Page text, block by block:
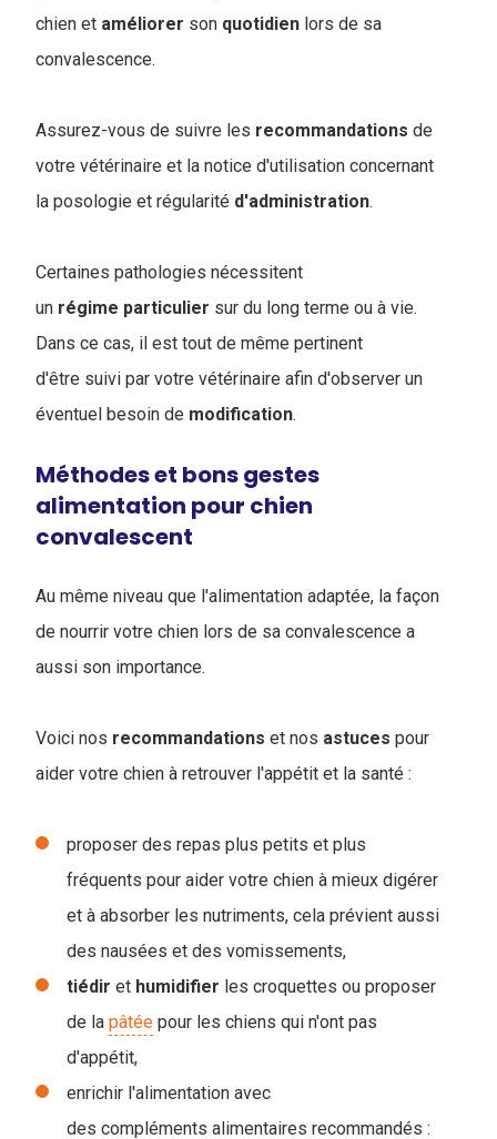
chien et améliorer son quotidien lors de sa
convalescence.
Assurez-vous de suivre les recommandations de
votre vétérinaire et la notice d'utilisation concernant
la posologie et régularité d'administration.
Certaines pathologies nécessitent
un régime particulier sur du long terme ou à vie.
Dans ce cas, il est tout de même pertinent
d'être suivi par votre vétérinaire afin d'observer un
éventuel besoin de modification.
Méthodes et bons gestes
alimentation pour chien
convalescent
Au même niveau que l'alimentation adaptée, la façon
de nourrir votre chien lors de sa convalescence a
aussi son importance.
Voici nos recommandations et nos astuces pour
aider votre chien à retrouver l'appétit et la santé :
proposer des repas plus petits et plus
fréquents pour aider votre chien à mieux digérer
et à absorber les nutriments, cela prévient aussi
des nausées et des vomissements,
tiédir et humidifier les croquettes ou proposer
de la pâtée pour les chiens qui n'ont pas
d'appétit,
enrichir l'alimentation avec
des compléments alimentaires recommandés :